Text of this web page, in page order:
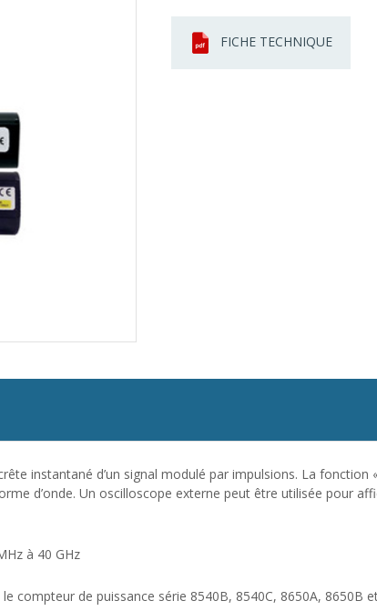
FICHE TECHNIQUE
instantané d’un signal modulé par impulsions. La fonction
d’onde. Un oscilloscope externe peut être utilisée pour
à 40 GHz
compteur de puissance série 8540B, 8540C, 8650A, 8650B